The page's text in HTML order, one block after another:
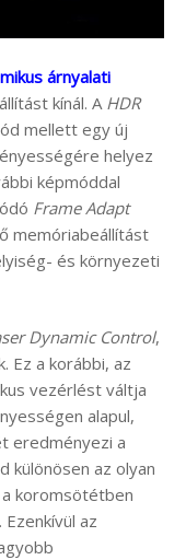
árnyalati
kínál. A HDR
mellett egy új
helyez
képmóddal
Frame Adapt
memóriabeállítást
és környezeti
Dynamic Control,
Ez a korábbi, az
vezérlést váltja
alapul,
eredményezi a
különösen az olyan
koromsötétben
az